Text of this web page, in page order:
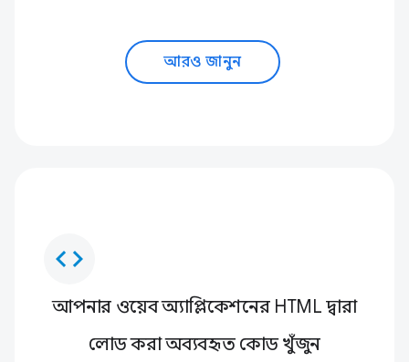
আরও জানুন
code
আপনার ওয়েব অ্যাপ্লিকেশনের HTML দ্বারা
লোড করা অব্যবহৃত কোড খুঁজুন